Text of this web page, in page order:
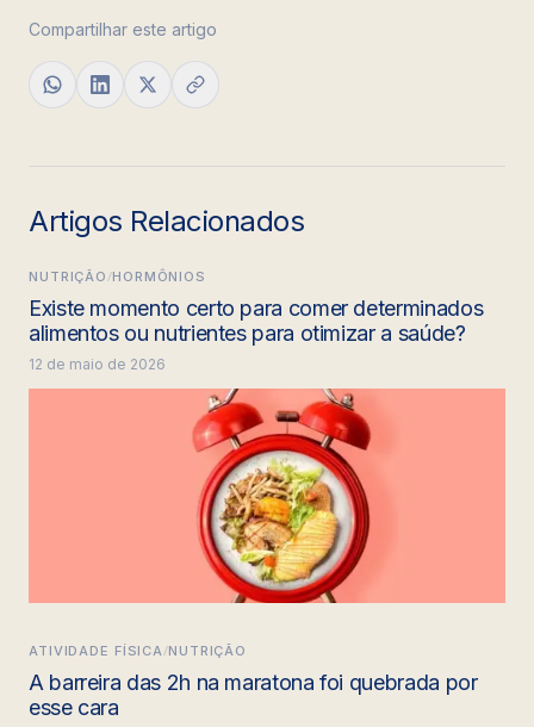
Compartilhar este artigo
Artigos Relacionados
NUTRIÇÃO /HORMÔNIOS
Existe momento certo para comer determinados
alimentos ou nutrientes para otimizar a saúde?
12 de maio de 2026
ATIVIDADE FÍSICA /NUTRIÇÃO
A barreira das 2h na maratona foi quebrada por
esse cara